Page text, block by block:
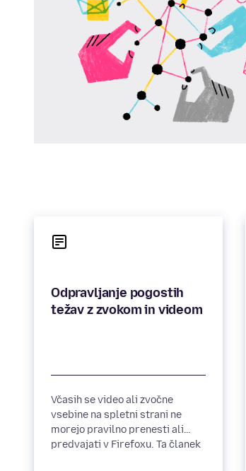
Odpravljanje pogostih
Včasih se video ali zvočne
vsebine na spletni strani ne
morejo pravilno prenesti ali
predvajati v Firefoxu. Ta članek